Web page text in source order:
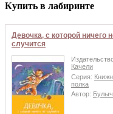
Купить в лабиринте
Девочка, с которой ничего
случится
Качели
Серия:
полка
Автор: